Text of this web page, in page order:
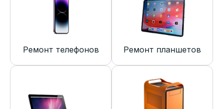
Ремонт телефонов Ремонт планшетов